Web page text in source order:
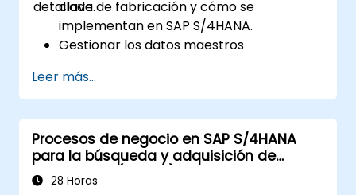
detallada.
clave de fabricación y cómo se
implementan en SAP S/4HANA.
Gestionar los datos maestros
lista de materiales (BOM), los centros de
trabajo y las versiones de producción.
Ejecutar la planificación de la producción,
la planificación de requisitos de
materiales y la planificación de
capacidades en SAP S/4HANA.
Leer más...
Procesos de negocio en SAP S/4HANA
para la búsqueda y adquisición de
suministros (S4500)
28 Horas